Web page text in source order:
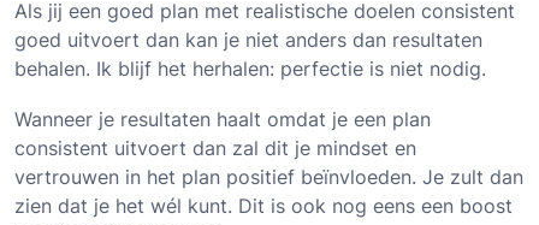
Als jij een goed plan met realistische doelen consistent
goed uitvoert dan kan je niet anders dan resultaten
behalen. Ik blijf het herhalen: perfectie is niet nodig.
Wanneer je resultaten haalt omdat je een plan
consistent uitvoert dan zal dit je mindset en
vertrouwen in het plan positief beïnvloeden. Je zult dan
zien dat je het wél kunt. Dit is ook nog eens een boost